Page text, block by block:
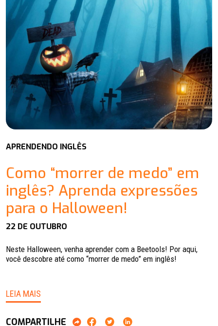
APRENDENDO INGLÊS
Como “morrer de medo” em
inglês? Aprenda expressões
para o Halloween!
22 DE OUTUBRO
Neste Halloween, venha aprender com a Beetools! Por aqui,
você descobre até como “morrer de medo” em inglês!
LEIA MAIS
COMPARTILHE